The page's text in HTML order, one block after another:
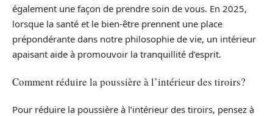
également une façon de prendre soin de vous. En 2025,
lorsque la santé et le bien-être prennent une place
prépondérante dans notre philosophie de vie, un intérieur
apaisant aide à promouvoir la tranquillité d’esprit.
Comment réduire la poussière à l’intérieur des tiroirs?
Pour réduire la poussière à l’intérieur des tiroirs, pensez à